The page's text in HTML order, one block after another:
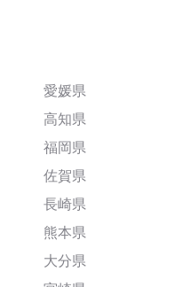
愛媛県
高知県
福岡県
佐賀県
長崎県
熊本県
大分県